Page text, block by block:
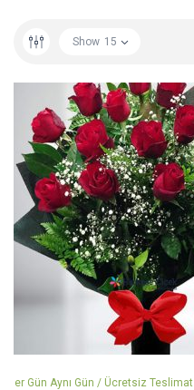
Show 15
Her Gün Aynı Gün / Ücretsiz Teslimat